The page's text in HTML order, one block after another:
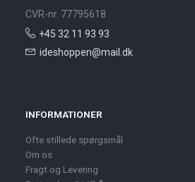
CVR-nr. 77795618
+45 32 11 93 93
ideshoppen@mail.dk
INFORMATIONER
Ofte stillede spørgsmål
Om os
Fragt og Levering